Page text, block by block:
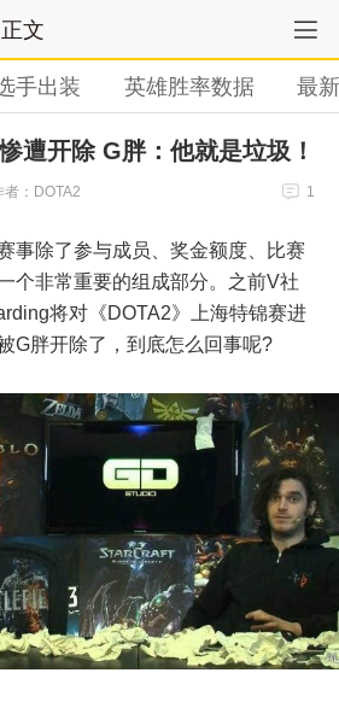
正文
手出装 英雄胜率数据 最
遭开除 G胖：他就是垃圾！
者：DOTA2 1
事除了参与成员、奖金额度、比赛
个非常重要的组成部分。之前V社
将对《DOTA2》上海特锦赛进
G胖开除了，到底怎么回事呢?